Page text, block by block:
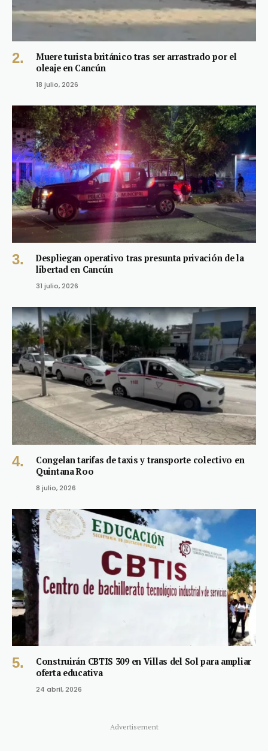
Muere turista británico tras ser arrastrado por el
oleaje en Cancún
18 julio, 2026
Despliegan operativo tras presunta privación de la
libertad en Cancún
31 julio, 2026
Congelan tarifas de taxis y transporte colectivo en
Quintana Roo
8 julio, 2026
Construirán CBTIS 309 en Villas del Sol para ampliar
oferta educativa
24 abril, 2026
Advertisement